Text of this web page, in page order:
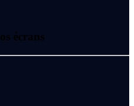
écrans